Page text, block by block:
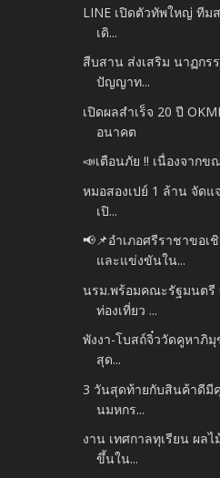
LINE เปิดตัวทัพใหญ่ ทีม
เดิ...
สืบสาน ส่งเสริม นาฏกร
ปัญญาท...
เปิดผลสำเร็จ 20 ปี
อนาคต
📣เตือนภัย !! เนื่องจาก
หมอสองเปย์ 1 ล้าน จัด
เปิ...
📢📌อำเภอศรีราชาขอ
และแข่งขันใน...
นรม.พร้อมคณะรัฐมนตรี
ท่องเที่ยว ...
พังงา-โบสถ์จิ๋ววัดคูหาภิ
สุด...
3 วันสุดท้ายกับสินค้าดีมี
นมหกร...
งาน เทศกาลทุเรียน ผล
ขึ้นใน...